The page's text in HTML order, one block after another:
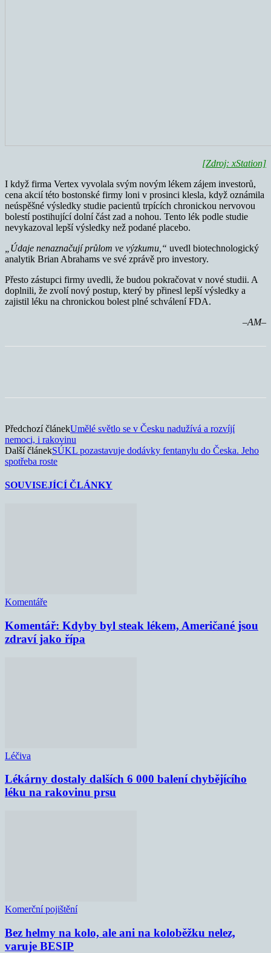
[Zdroj: xStation]
I když firma Vertex vyvolala svým novým lékem zájem investorů,
cena akcií této bostonské firmy loni v prosinci klesla, když oznámila
neúspěšné výsledky studie pacientů trpících chronickou nervovou
bolestí postihující dolní část zad a nohou. Tento lék podle studie
nevykazoval lepší výsledky než podané placebo.
„Údaje nenaznačují průlom ve výzkumu,“ uvedl biotechnologický
analytik Brian Abrahams ve své zprávě pro investory.
Přesto zástupci firmy uvedli, že budou pokračovat v nové studii. A
doplnili, že zvolí nový postup, který by přinesl lepší výsledky a
zajistil léku na chronickou bolest plné schválení FDA.
–AM–
Předchozí článekUmělé světlo se v Česku nadužívá a rozvíjí
nemoci, i rakovinu
Další článekSÚKL pozastavuje dodávky fentanylu do Česka. Jeho
spotřeba roste
SOUVISEJÍCÍ ČLÁNKY
Komentáře
Komentář: Kdyby byl steak lékem, Američané jsou
zdraví jako řípa
Léčiva
Lékárny dostaly dalších 6 000 balení chybějícího
léku na rakovinu prsu
Komerční pojištění
Bez helmy na kolo, ale ani na koloběžku nelez,
varuje BESIP